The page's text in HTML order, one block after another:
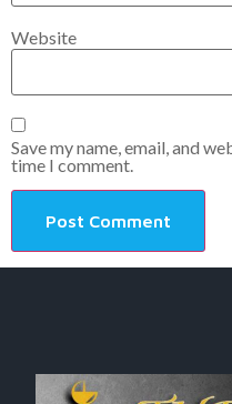
Website
Save my name, email, and
time I comment.